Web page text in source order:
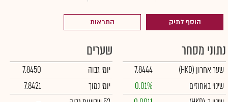
הוסף לתיק התראות
נתוני מסחר
שער אחרון (HKD)
7.8444
שינוי באחוזים
0.01%
שערים
יומי גבוה
7.8450
יומי נמוך
7.8421